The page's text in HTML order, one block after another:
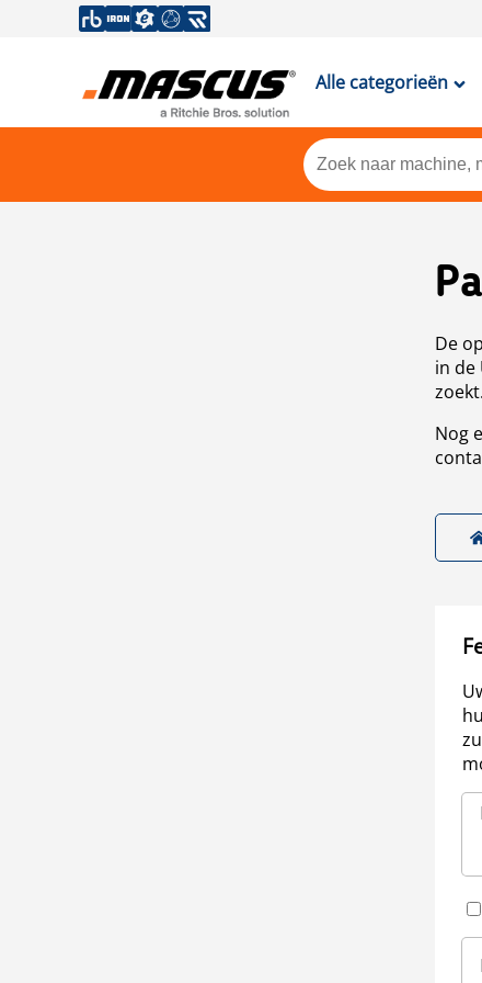
Alle categorieën
De
in de
zoekt.
Nog